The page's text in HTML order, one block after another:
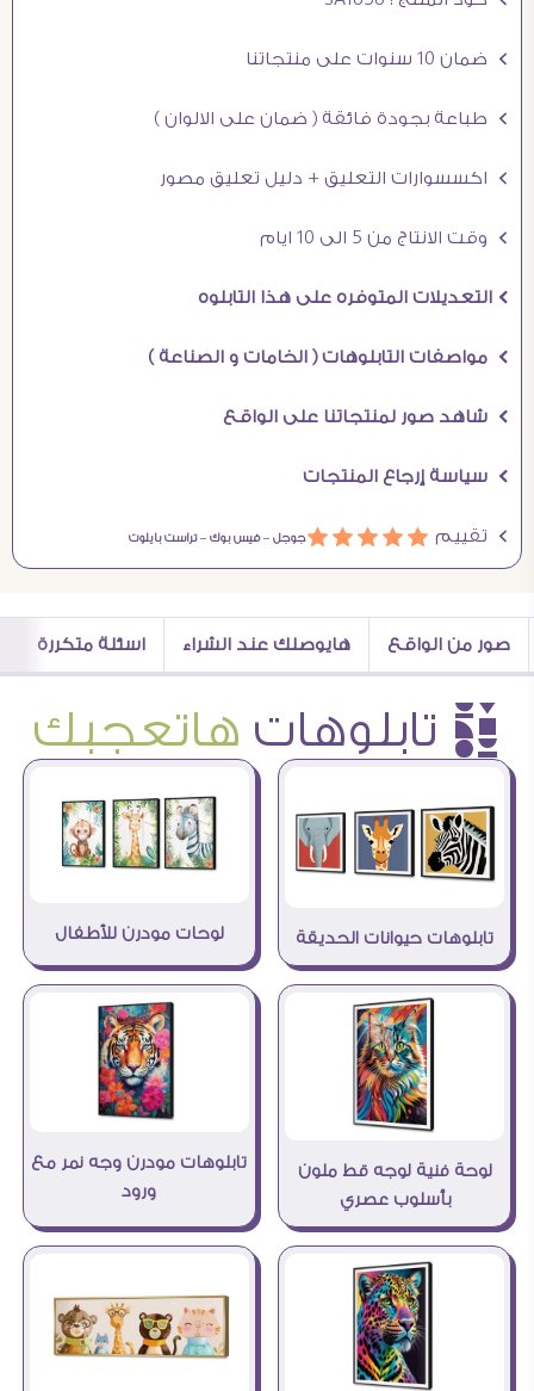
Ö ضمان 10 سنوات على منتجاتنا
Ö طباعة بجودة فائقة ( ضمان على الالوان )
Ö اكسسوارات التعليق + دليل تعليق مصور
Ö وقت الانتاج من 5 الى 10 ايام
Ö التعديلات المتوفره على هذا التابلوه
Ö مواصفات التابلوهات ( الخامات و الصناعة )
Ö شاهد صور لمنتجاتنا على الواقع
Ö سياسة إرجاع المنتجات
Ö تقييم áááááجوجل –فيس بوك –تراست بايلوت
صور من الواقع هايوصلك عند الشراء اسئلة متكررة
è تابلوهات هاتعجبك
تابلوهات حيوانات الحديقة لوحات مودرن للأطفال
لوحة فنية لوجه قط ملون
بأسلوب عصري
تابلوهات مودرن وجه نمر مع
ورود